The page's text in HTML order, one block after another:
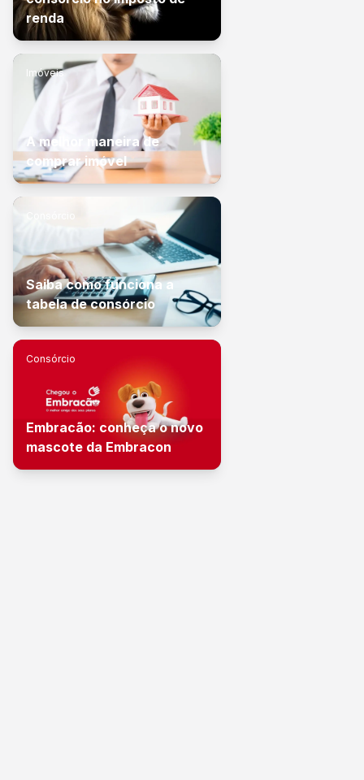
renda
Imóveis
A melhor maneira de
comprar imóvel
Saiba como funciona a
tabela de consórcio
Consórcio
Embracão: conheça o novo
mascote da Embracon